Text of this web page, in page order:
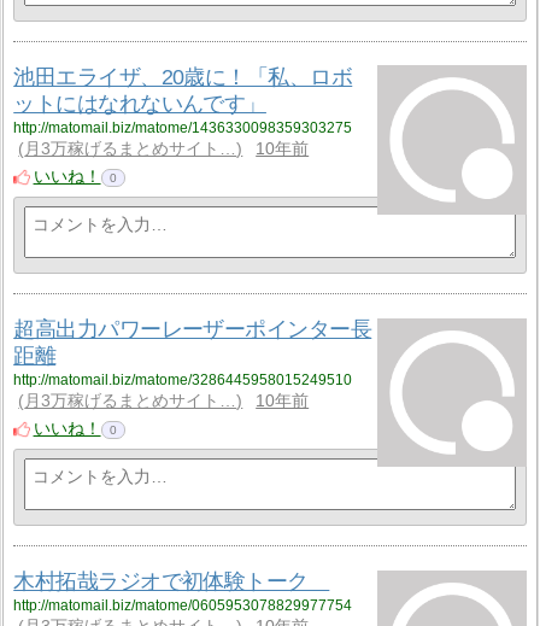
池田エライザ、20歳に！「私、ロボ
ットにはなれないんです」
http://matomail.biz/matome/1436330098359303275
月3万稼げるまとめサイト…
10年前
いいね！
0
超高出力パワーレーザーポインター長
距離
http://matomail.biz/matome/3286445958015249510
月3万稼げるまとめサイト…
10年前
いいね！
0
木村拓哉ラジオで初体験トーク
http://matomail.biz/matome/0605953078829977754